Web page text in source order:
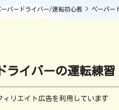
ーパードライバー/運転初心者 > ペーパー
ライバーの運転練
ィリエイト広告を利用しています